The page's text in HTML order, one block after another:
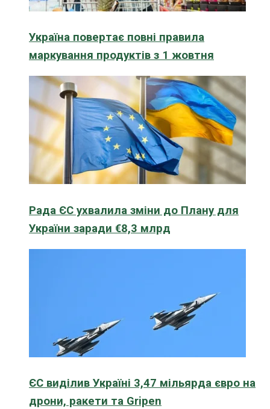
Україна повертає повні правила
маркування продуктів з 1 жовтня
Рада ЄС ухвалила зміни до Плану для
України заради €8,3 млрд
ЄС виділив Україні 3,47 мільярда євро на
дрони, ракети та Gripen